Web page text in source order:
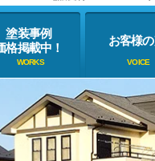
塗装事例
格掲載中！
お客様